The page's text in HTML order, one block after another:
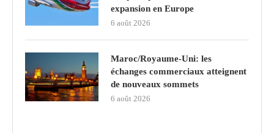
expansion en Europe
6 août 2026
Maroc/Royaume-Uni: les
échanges commerciaux atteignent
de nouveaux sommets
6 août 2026